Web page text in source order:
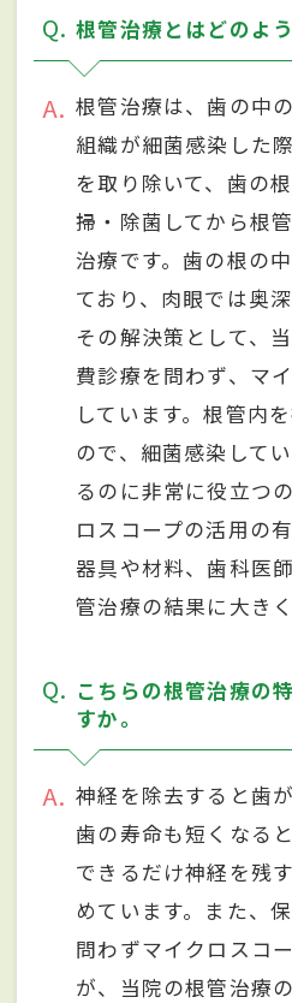
Q 根管治療とはどのよ
A
根管治療は、歯の中
組織が細菌感染した
を取り除いて、歯の
掃・除菌してから根
治療です。歯の根の
ており、肉眼では奥
その解決策として、
費診療を問わず、マ
しています。根管内
ので、細菌感染して
るのに非常に役立つ
ロスコープの活用の
器具や材料、歯科医
管治療の結果に大き
Q
こちらの根管治療の
すか。
A
神経を除去すると歯
歯の寿命も短くなる
できるだけ神経を残
めています。また、
問わずマイクロスコ
が、当院の根管治療